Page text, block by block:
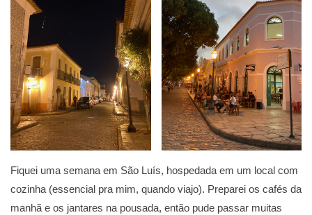
Fiquei uma semana em São Luís, hospedada em um local com
cozinha (essencial pra mim, quando viajo). Preparei os cafés da
manhã e os jantares na pousada, então pude passar muitas